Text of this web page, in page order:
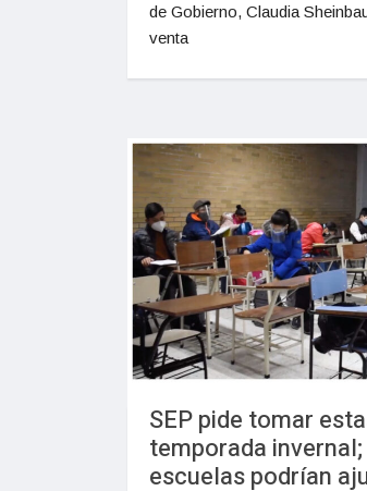
de Gobierno, Claudia
venta
SEP pide tomar
temporada
escuelas podrían